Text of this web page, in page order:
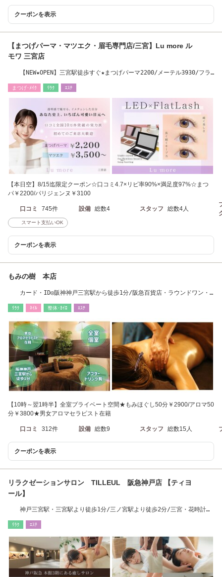
クーポンを表示
【まつげパーマ・マツエク・眉毛専門店/三宮】Lu more ル
モワ 三宮店
【NEW★OPEN】三宮駅徒歩すぐ★まつげパーマ2200/メーテル3930/フラ
まつげ･ﾒｲｸ ﾘﾗｸ ｴｽﾃ
【本日空】8/15迄限定クーポン☆口コミ4.7×リピ率90%×満足度97%☆まつ
パ￥2200/パリジェンヌ￥3100
口コミ 745件 設備 総数4 スタッフ 総数4人
スマート支払いOK
クーポンを表示
もみの樹 本店
カード・ID◎阪神神戸三宮駅から徒歩1分/阪急百貨店・ラウンドワン・
ﾘﾗｸ ﾈｲﾙ 整体･ｶｲﾛ ｴｽﾃ
【10時～翌1時半】全室プライベート空間★もみほぐし50分￥2900/アロマ50
分￥3800★男女アロマセラピスト在籍
口コミ 312件 設備 総数9 スタッフ 総数15人
クーポンを表示
リラクゼーションサロン TILLEUL 阪急神戸店 【ティヨ
ール】
神戸三宮駅・三宮駅より徒歩1分/三ノ宮駅より徒歩2分/三宮・花時計前
ﾘﾗｸ ｴｽﾃ